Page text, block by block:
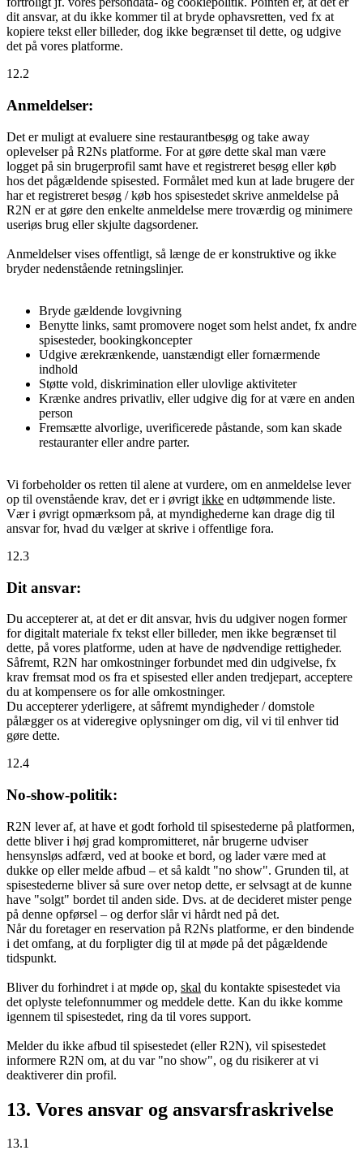
dit ansvar, at du ikke kommer til at bryde ophavsretten, ved fx at
kopiere tekst eller billeder, dog ikke begrænset til dette, og udgive
det på vores platforme.
12.2
Anmeldelser:
Det er muligt at evaluere sine restaurantbesøg og take away
oplevelser på R2Ns platforme. For at gøre dette skal man være
logget på sin brugerprofil samt have et registreret besøg eller køb
hos det pågældende spisested. Formålet med kun at lade brugere der
har et registreret besøg / køb hos spisestedet skrive anmeldelse på
R2N er at gøre den enkelte anmeldelse mere troværdig og minimere
useriøs brug eller skjulte dagsordener.
Anmeldelser vises offentligt, så længe de er konstruktive og ikke
bryder nedenstående retningslinjer.
Bryde gældende lovgivning
Benytte links, samt promovere noget som helst andet, fx andre
spisesteder, bookingkoncepter
Udgive ærekrænkende, uanstændigt eller fornærmende
indhold
Støtte vold, diskrimination eller ulovlige aktiviteter
Krænke andres privatliv, eller udgive dig for at være en anden
person
Fremsætte alvorlige, uverificerede påstande, som kan skade
restauranter eller andre parter.
Vi forbeholder os retten til alene at vurdere, om en anmeldelse lever
op til ovenstående krav, det er i øvrigt ikke en udtømmende liste.
Vær i øvrigt opmærksom på, at myndighederne kan drage dig til
ansvar for, hvad du vælger at skrive i offentlige fora.
12.3
Dit ansvar:
Du accepterer at, at det er dit ansvar, hvis du udgiver nogen former
for digitalt materiale fx tekst eller billeder, men ikke begrænset til
dette, på vores platforme, uden at have de nødvendige rettigheder.
Såfremt, R2N har omkostninger forbundet med din udgivelse, fx
krav fremsat mod os fra et spisested eller anden tredjepart, acceptere
du at kompensere os for alle omkostninger.
Du accepterer yderligere, at såfremt myndigheder / domstole
pålægger os at videregive oplysninger om dig, vil vi til enhver tid
gøre dette.
12.4
No-show-politik:
R2N lever af, at have et godt forhold til spisestederne på platformen,
dette bliver i høj grad kompromitteret, når brugerne udviser
hensynsløs adfærd, ved at booke et bord, og lader være med at
dukke op eller melde afbud – et så kaldt "no show". Grunden til, at
spisestederne bliver så sure over netop dette, er selvsagt at de kunne
have "solgt" bordet til anden side. Dvs. at de decideret mister penge
på denne opførsel – og derfor slår vi hårdt ned på det.
Når du foretager en reservation på R2Ns platforme, er den bindende
i det omfang, at du forpligter dig til at møde på det pågældende
tidspunkt.
Bliver du forhindret i at møde op, skal du kontakte spisestedet via
det oplyste telefonnummer og meddele dette. Kan du ikke komme
igennem til spisestedet, ring da til vores support.
Melder du ikke afbud til spisestedet (eller R2N), vil spisestedet
informere R2N om, at du var "no show", og du risikerer at vi
deaktiverer din profil.
13. Vores ansvar og ansvarsfraskrivelse
13.1